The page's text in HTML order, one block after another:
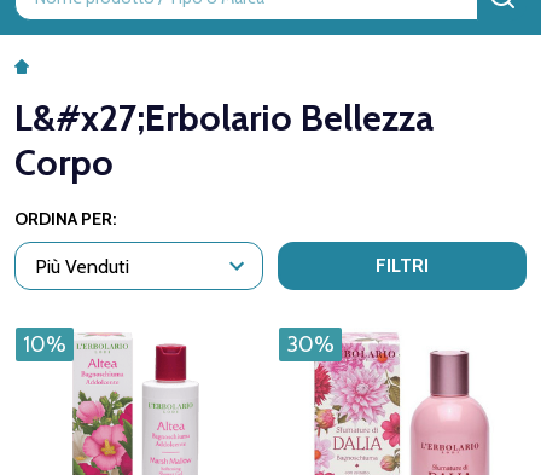
L&#x27;Erbolario Bellezza
Corpo
ORDINA PER:
FILTRI
10% 30%